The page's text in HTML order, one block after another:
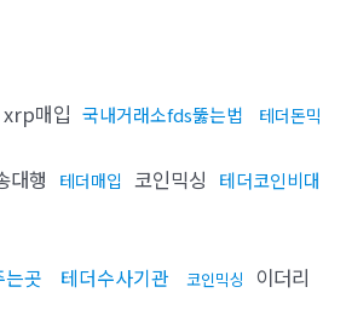
xrp매입 국내거래소fds뚫는법
테더돈믹
대행 테더매입 코인믹싱
테더코인비대
곳 테더수사기관 코인믹싱
이더리